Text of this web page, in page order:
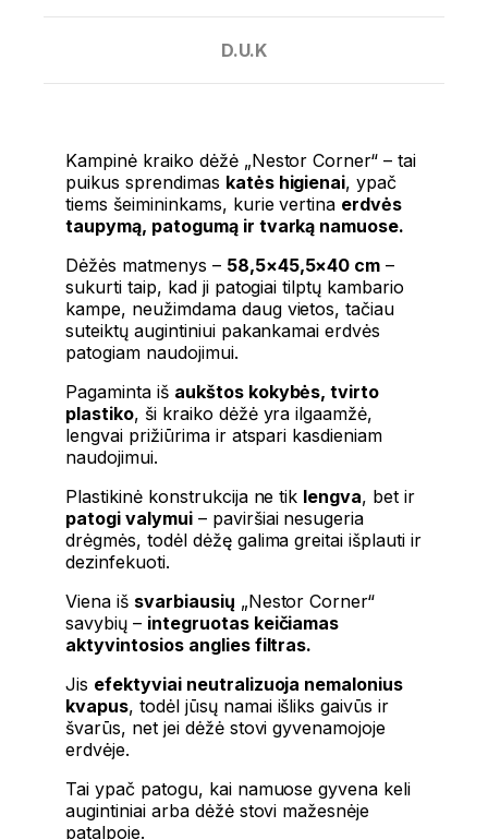
D.U.K
Kampinė kraiko dėžė „Nestor Corner“ – tai
puikus sprendimas katės higienai, ypač
tiems šeimininkams, kurie vertina erdvės
taupymą, patogumą ir tvarką namuose.
Dėžės matmenys – 58,5×45,5×40 cm –
sukurti taip, kad ji patogiai tilptų kambario
kampe, neužimdama daug vietos, tačiau
suteiktų augintiniui pakankamai erdvės
patogiam naudojimui.
Pagaminta iš aukštos kokybės, tvirto
plastiko, ši kraiko dėžė yra ilgaamžė,
lengvai prižiūrima ir atspari kasdieniam
naudojimui.
Plastikinė konstrukcija ne tik lengva, bet ir
patogi valymui– paviršiai nesugeria
drėgmės, todėl dėžę galima greitai išplauti ir
dezinfekuoti.
Viena iš svarbiausių „Nestor Corner“
savybių – integruotas keičiamas
aktyvintosios anglies filtras.
Jis efektyviai neutralizuoja nemalonius
kvapus, todėl jūsų namai išliks gaivūs ir
švarūs, net jei dėžė stovi gyvenamojoje
erdvėje.
Tai ypač patogu, kai namuose gyvena keli
augintiniai arba dėžė stovi mažesnėje
patalpoje.